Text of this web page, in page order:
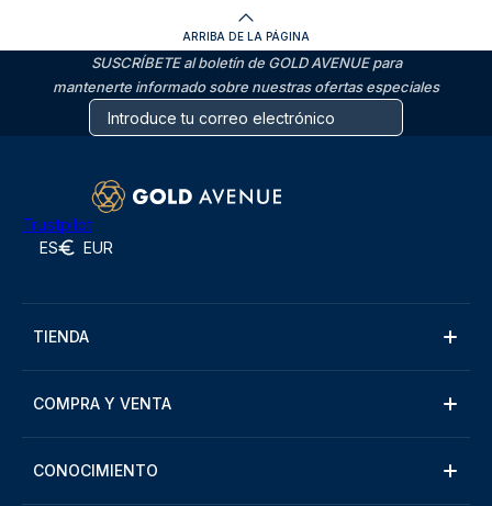
ARRIBA DE LA PÁGINA
SUSCRÍBETE al boletín de GOLD AVENUE para
mantenerte informado sobre nuestras ofertas especiales
Trustpilot
ES EUR
TIENDA
COMPRA Y VENTA
CONOCIMIENTO